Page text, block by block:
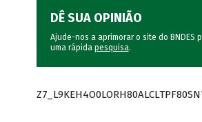
DÊ SUA OPINIÃO
Ajude-nos a aprimorar o site do BNDES
uma rápida pesquisa.